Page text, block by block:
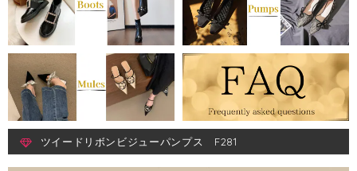
ツイードリボンビジューパンプス F281